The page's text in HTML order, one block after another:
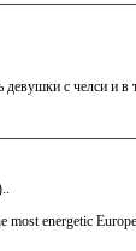
с челси и в
energetic